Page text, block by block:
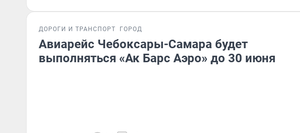
ДОРОГИ И ТРАНСПОРТ ГОРОД
Авиарейс Чебоксары-Самара будет
выполняться «Ак Барс Аэро» до 30 июня